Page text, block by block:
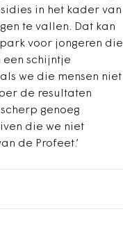
in het kader van
te vallen. Dat kan
voor jongeren die
schijntje
we die mensen niet
de resultaten
genoeg
die we niet
de Profeet.’